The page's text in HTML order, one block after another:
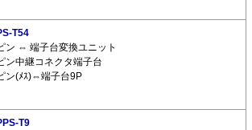
T54
ン ⇔ 端子台変換ユニット
ン中継コネクタ端子台
ン(ﾒｽ)⇔端子台9P
T9